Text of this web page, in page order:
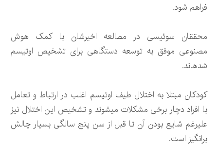
فراهم شود.
محققان سوئیسی در مطالعه اخیرشان با کمک هوش
مصنوعی موفق به توسعه دستگاهی برای تشخیص اوتیسم
شده‎اند.
کودکان مبتلا به اختلال طیف اوتیسم اغلب در ارتباط و تعامل
با افراد دچار برخی مشکلات می‎شوند و تشخیص این اختلال نیز
علیرغم شایع بودن آن تا قبل از سن پنج سالگی بسیار چالش
برانگیز است.